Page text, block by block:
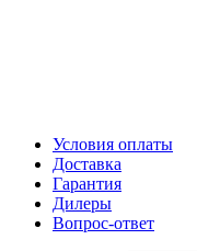
Условия оплаты
Доставка
Гарантия
Дилеры
Вопрос-ответ